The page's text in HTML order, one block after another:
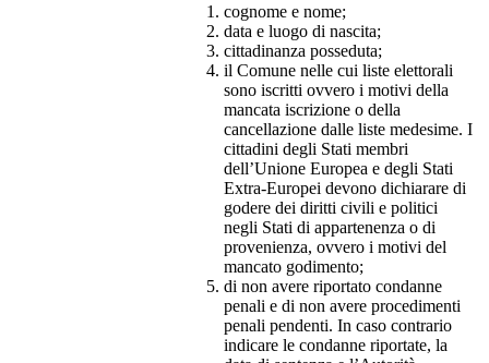
cognome e nome;
data e luogo di nascita;
cittadinanza posseduta;
il Comune nelle cui liste elettorali
sono iscritti ovvero i motivi della
mancata iscrizione o della
cancellazione dalle liste medesime. I
cittadini degli Stati membri
dell’Unione Europea e degli Stati
Extra-Europei devono dichiarare di
godere dei diritti civili e politici
negli Stati di appartenenza o di
provenienza, ovvero i motivi del
mancato godimento;
di non avere riportato condanne
penali e di non avere procedimenti
penali pendenti. In caso contrario
indicare le condanne riportate, la